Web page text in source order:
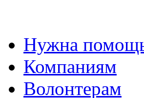
Нужна
Компаниям
Волонтерам